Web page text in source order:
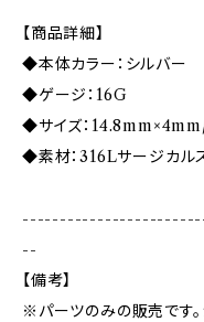
【商品詳細】
◆本体カラー：シルバー
◆ゲージ：16G
◆サイズ：
◆素材：316Lサージカル
--
【備考】
※パーツのみの販売です。